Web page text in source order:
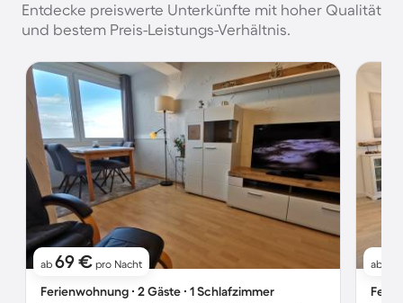
Entdecke preiswerte Unterkünfte mit hoher Qualität
und bestem Preis-Leistungs-Verhältnis.
ab 69 € pro Nacht
Ferienwohnung ∙ 2 Gäste ∙ 1 Schlafzimmer
ab